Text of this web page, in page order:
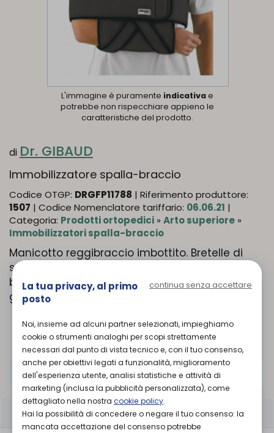
L'immagine è puramente indicativae
potrebbe non rispecchiare appieno le
caratteristiche del prodotto.
di Dr. GIBAUD
Immobilizzatore spalla-braccio
Codice OTGP: DRGFP11788 | Riferimento produttore:
1507 | Codice Nomenclatore tariffario: 06.06.21 |
Categoria: Prodotti ortopedici » Arto superiore »
Immobilizzatori spalla-braccio
Manicotto reggibraccio imbottito. Bretelle di
sostegno. Fascia di immobilizzazione toraco-
brachiale. Accessorio per la protezione del
gomito.
Organizza prova in negozio
TAGLIA Standard
CARATTERISTICHE
La tua privacy, al primo
posto
continua senza accettare
Noi, insieme ad alcuni partner selezionati, impieghiamo
cookie o strumenti analoghi per scopi strettamente
necessari dal punto di vista tecnico e, con il tuo consenso,
anche per obiettivi legati a funzionalità, miglioramento
dell'esperienza utente, analisi statistiche e attività di
marketing (inclusa la pubblicità personalizzata), come
dettagliato nella nostra cookie policy.
Hai la possibilità di concedere o negare il tuo consenso: la
mancata accettazione del consenso potrebbe